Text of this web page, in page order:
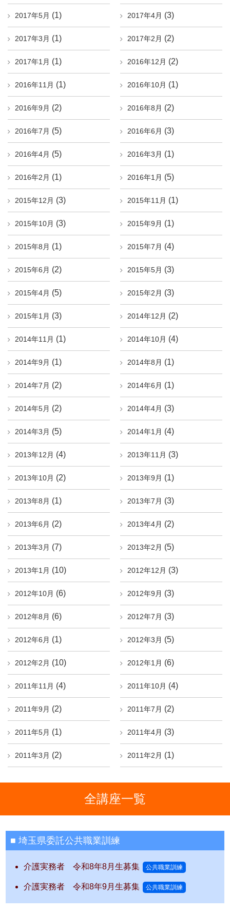
2017年5月 (1) 2017年4月 (3)
2017年3月 (1) 2017年2月 (2)
2017年1月 (1) 2016年12月 (2)
2016年11月 (1) 2016年10月 (1)
2016年9月 (2) 2016年8月 (2)
2016年7月 (5) 2016年6月 (3)
2016年4月 (5) 2016年3月 (1)
2016年2月 (1) 2016年1月 (5)
2015年12月 (3) 2015年11月 (1)
2015年10月 (3) 2015年9月 (1)
2015年8月 (1) 2015年7月 (4)
2015年6月 (2) 2015年5月 (3)
2015年4月 (5) 2015年2月 (3)
2015年1月 (3) 2014年12月 (2)
2014年11月 (1) 2014年10月 (4)
2014年9月 (1) 2014年8月 (1)
2014年7月 (2) 2014年6月 (1)
2014年5月 (2) 2014年4月 (3)
2014年3月 (5) 2014年1月 (4)
2013年12月 (4) 2013年11月 (3)
2013年10月 (2) 2013年9月 (1)
2013年8月 (1) 2013年7月 (3)
2013年6月 (2) 2013年4月 (2)
2013年3月 (7) 2013年2月 (5)
2013年1月 (10) 2012年12月 (3)
2012年10月 (6) 2012年9月 (3)
2012年8月 (6) 2012年7月 (3)
2012年6月 (1) 2012年3月 (5)
2012年2月 (10) 2012年1月 (6)
2011年11月 (4) 2011年10月 (4)
2011年9月 (2) 2011年7月 (2)
2011年5月 (1) 2011年4月 (3)
2011年3月 (2) 2011年2月 (1)
全講座一覧
埼玉県委託公共職業訓練
介護実務者 令和8年8月生募集 公共職業訓練
介護実務者 令和8年9月生募集 公共職業訓練